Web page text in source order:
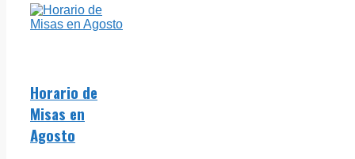
Horario de
Misas en
Agosto